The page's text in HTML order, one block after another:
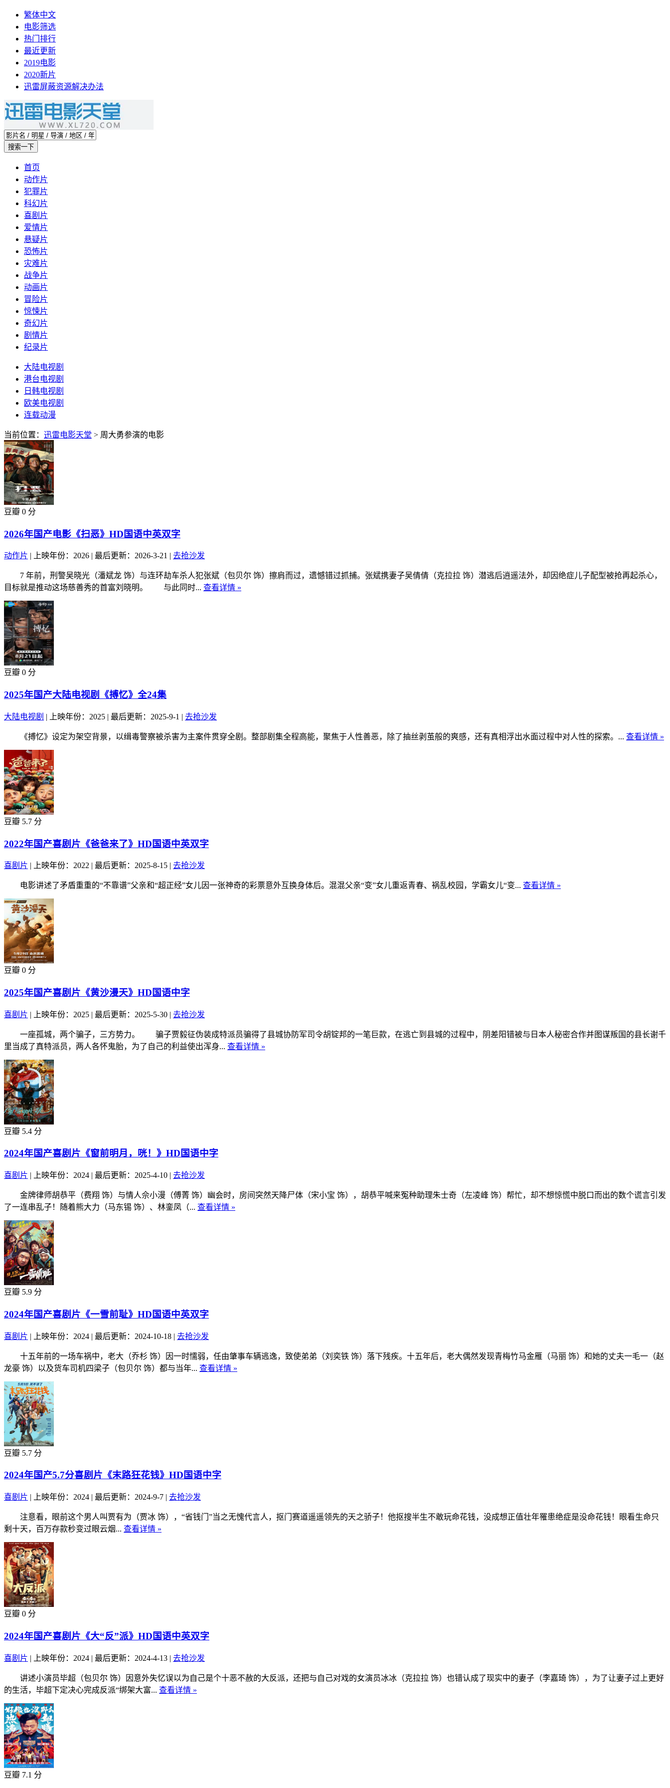
繁体中文
电影筛选
热门排行
最近更新
2019电影
2020新片
迅雷屏蔽资源解决办法
首页
动作片
犯罪片
科幻片
喜剧片
爱情片
悬疑片
恐怖片
灾难片
战争片
动画片
冒险片
惊悚片
奇幻片
剧情片
纪录片
大陆电视剧
港台电视剧
日韩电视剧
欧美电视剧
连载动漫
当前位置： 迅雷电影天堂 > 周大勇参演的电影
豆瓣 0 分
2026年国产电影《扫恶》HD国语中英双字
动作片 | 上映年份：2026 | 最后更新：2026-3-21 | 去抢沙发
7 年前，刑警吴晓光（潘斌龙 饰）与连环劫车杀人犯张斌（包贝尔 饰）擦肩而过，遗憾错过抓捕。张斌携妻子吴倩倩（克拉拉 饰）潜逃后逍遥法外，却因绝症儿子配型被抢再起杀心，
目标就是推动这场慈善秀的首富刘晓明。 与此同时... 查看详情 »
豆瓣 0 分
2025年国产大陆电视剧《搏忆》全24集
大陆电视剧 | 上映年份：2025 | 最后更新：2025-9-1 | 去抢沙发
《搏忆》设定为架空背景，以缉毒警察被杀害为主案件贯穿全剧。整部剧集全程高能，聚焦于人性善恶，除了抽丝剥茧般的爽感，还有真相浮出水面过程中对人性的探索。... 查看详情 »
豆瓣 5.7 分
2022年国产喜剧片《爸爸来了》HD国语中英双字
喜剧片 | 上映年份：2022 | 最后更新：2025-8-15 | 去抢沙发
电影讲述了矛盾重重的“不靠谱”父亲和“超正经”女儿因一张神奇的彩票意外互换身体后。混混父亲“变”女儿重返青春、祸乱校园，学霸女儿“变... 查看详情 »
豆瓣 0 分
2025年国产喜剧片《黄沙漫天》HD国语中字
喜剧片 | 上映年份：2025 | 最后更新：2025-5-30 | 去抢沙发
一座孤城，两个骗子，三方势力。 骗子贾毅征伪装成特派员骗得了县城协防军司令胡锭邦的一笔巨款，在逃亡到县城的过程中，阴差阳错被与日本人秘密合作并图谋叛国的县长谢千
里当成了真特派员，两人各怀鬼胎，为了自己的利益使出浑身... 查看详情 »
豆瓣 5.4 分
2024年国产喜剧片《窗前明月，咣！》HD国语中字
喜剧片 | 上映年份：2024 | 最后更新：2025-4-10 | 去抢沙发
金牌律师胡恭平（费翔 饰）与情人佘小漫（傅菁 饰）幽会时，房间突然天降尸体（宋小宝 饰），胡恭平喊来冤种助理朱士奇（左凌峰 饰）帮忙，却不想惊慌中脱口而出的数个谎言引发
了一连串乱子！随着熊大力（马东锡 饰）、林銮凤（... 查看详情 »
豆瓣 5.9 分
2024年国产喜剧片《一雪前耻》HD国语中英双字
喜剧片 | 上映年份：2024 | 最后更新：2024-10-18 | 去抢沙发
十五年前的一场车祸中，老大（乔杉 饰）因一时懦弱，任由肇事车辆逃逸，致使弟弟（刘奕铁 饰）落下残疾。十五年后，老大偶然发现青梅竹马金雁（马丽 饰）和她的丈夫一毛一（赵
龙豪 饰）以及货车司机四梁子（包贝尔 饰）都与当年... 查看详情 »
豆瓣 5.7 分
2024年国产5.7分喜剧片《末路狂花钱》HD国语中字
喜剧片 | 上映年份：2024 | 最后更新：2024-9-7 | 去抢沙发
注意看，眼前这个男人叫贾有为（贾冰 饰），“省钱门”当之无愧代言人，抠门赛道遥遥领先的天之骄子！他抠搜半生不敢玩命花钱，没成想正值壮年罹患绝症是没命花钱！眼看生命只
剩十天，百万存款秒变过眼云烟... 查看详情 »
豆瓣 0 分
2024年国产喜剧片《大“反”派》HD国语中英双字
喜剧片 | 上映年份：2024 | 最后更新：2024-4-13 | 去抢沙发
讲述小演员毕超（包贝尔 饰）因意外失忆误以为自己是个十恶不赦的大反派，还把与自己对戏的女演员冰冰（克拉拉 饰）也错认成了现实中的妻子（李嘉琦 饰），为了让妻子过上更好
的生活，毕超下定决心完成反派“绑架大富... 查看详情 »
豆瓣 7.1 分